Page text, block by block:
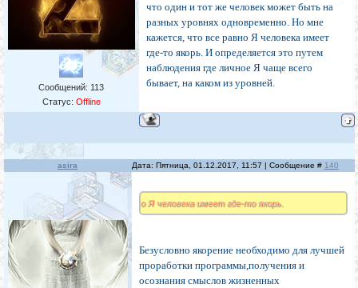
Сообщений: 113
Статус: Offline
что один и тот же человек может быть на
разных уровнях одновременно. Но мне
кажется, что все равно Я человека имеет
где-то якорь. И определяется это путем
наблюдения где личное Я чаще всего
бывает, на каком из уровней.
asira Дата: Пятница, 01.12.2017, 11:57 | Сообщение # 140
о Я человека имеет где-то якорь.
Безусловно якорение необходимо для лучшей
проработки программы,получения и
осознания смыслов жизненных